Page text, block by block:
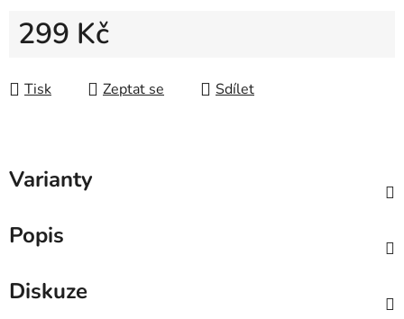
299 Kč
Tisk
Zeptat se Sdílet
Varianty
Popis
Diskuze